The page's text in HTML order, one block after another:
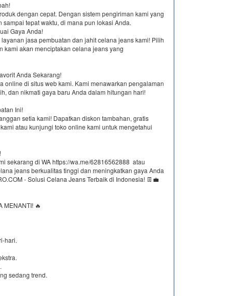
dengan cepat. Dengan sistem pengiriman kami yang
tepat waktu, di mana pun lokasi Anda.
Gaya Anda!
jasa pembuatan dan jahit celana jeans kami! Pilih
kami akan menciptakan celana jeans yang
Anda Sekarang!
di situs web kami. Kami menawarkan pengalaman
dan nikmati gaya baru Anda dalam hitungan hari!
Ini!
setia kami! Dapatkan diskon tambahan, gratis
atau kunjungi toko online kami untuk mengetahui
sekarang di WA https://wa.me/62816562888​ atau
jeans berkualitas tinggi dan meningkatkan gaya Anda
- Solusi Celana Jeans Terbaik di Indonesia! 👖💼
MENANTI! 🔥
hari.
sedang trend.